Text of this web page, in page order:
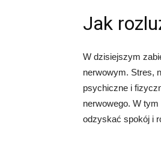
Jak
W dzisiejszym
nerwowym. Stres,
psychiczne i
nerwowego. W
odzyskać spokój i